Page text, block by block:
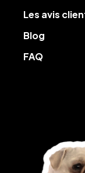
Les avis
Blog
FAQ